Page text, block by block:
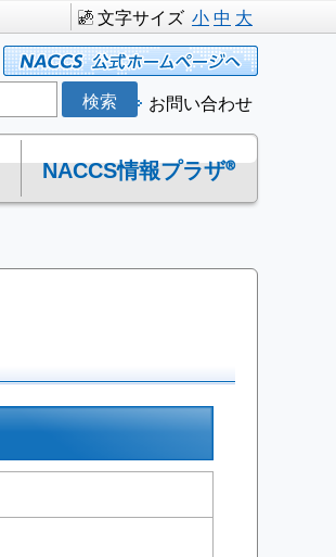
文字サイズ 小中 大
お問い合わせ
NACCS情報プラザ®